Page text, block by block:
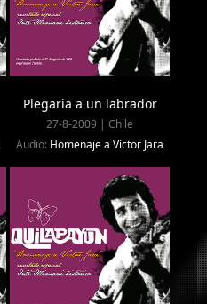
Plegaria a un labrador
27-8-2009 | Chile
Audio: Homenaje a Víctor Jara